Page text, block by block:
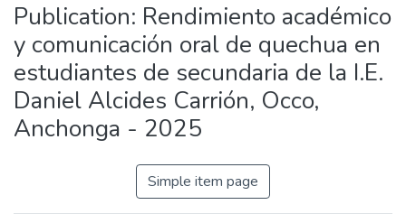
Publication: Rendimiento académico
y comunicación oral de quechua en
estudiantes de secundaria de la I.E.
Daniel Alcides Carrión, Occo,
Anchonga - 2025
Simple item page